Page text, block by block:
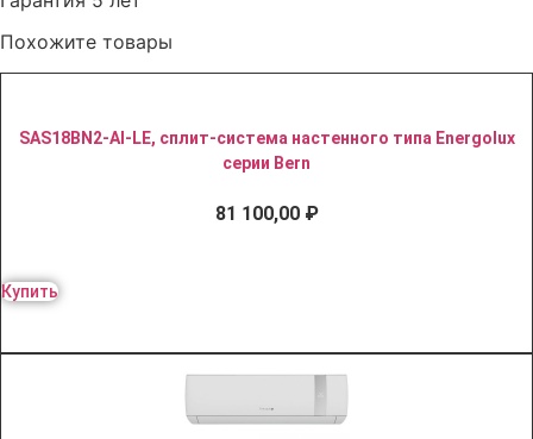
Похожите товары
SAS18BN2-AI-LE, сплит-система настенного типа Energolux
серии Bern
81 100,00 ₽
Купить